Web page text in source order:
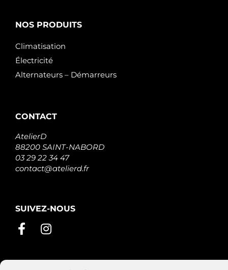
NOS PRODUITS
Climatisation
Électricité
Alternateurs – Démarreurs
CONTACT
AtelierD
88200 SAINT-NABORD
03 29 22 34 47
contact@atelierd.fr
SUIVEZ-NOUS